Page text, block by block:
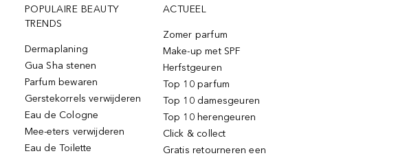
POPULAIRE BEAUTY
TRENDS
Dermaplaning
Gua Sha stenen
Parfum bewaren
Gerstekorrels verwijderen
Eau de Cologne
Mee-eters verwijderen
Eau de Toilette
ACTUEEL
Zomer parfum
Make-up met SPF
Herfstgeuren
Top 10 parfum
Top 10 damesgeuren
Top 10 herengeuren
Click & collect
Gratis retourneren een